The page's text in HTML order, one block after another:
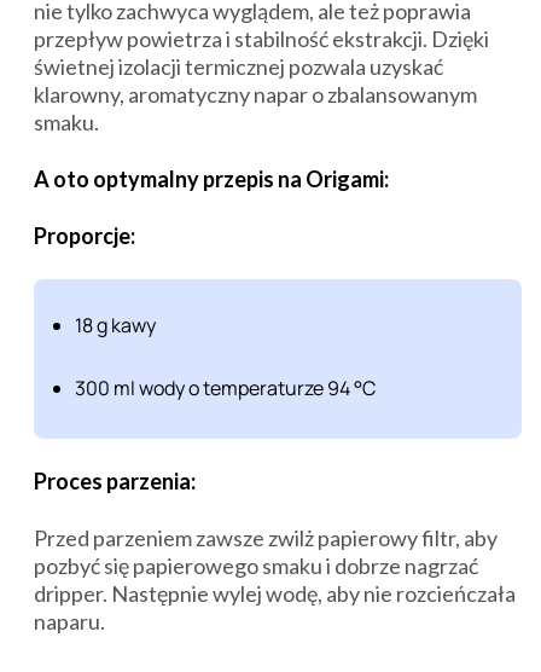
nie tylko zachwyca wyglądem, ale też poprawia
przepływ powietrza i stabilność ekstrakcji. Dzięki
świetnej izolacji termicznej pozwala uzyskać
klarowny, aromatyczny napar o zbalansowanym
smaku.
A oto optymalny przepis na Origami:
Proporcje:
18 g kawy
300 ml wody o temperaturze 94 °C
Proces parzenia:
Przed parzeniem zawsze zwilż papierowy filtr, aby
pozbyć się papierowego smaku i dobrze nagrzać
dripper. Następnie wylej wodę, aby nie rozcieńczała
naparu.